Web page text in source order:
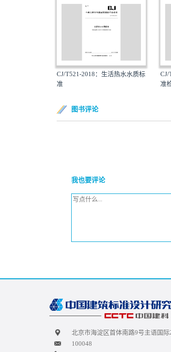
CJ/T521-2018：生活热水水质标
准
CJ/
准
图书评论
我也要评论
北京市海淀区首体南路9号主语国际
100048